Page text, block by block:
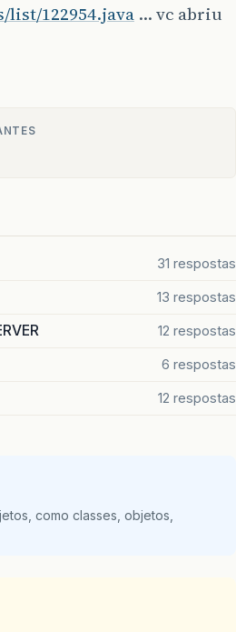
122954.java … vc abriu
31 respostas
13 respostas
12 respostas
6 respostas
12 respostas
como classes, objetos,